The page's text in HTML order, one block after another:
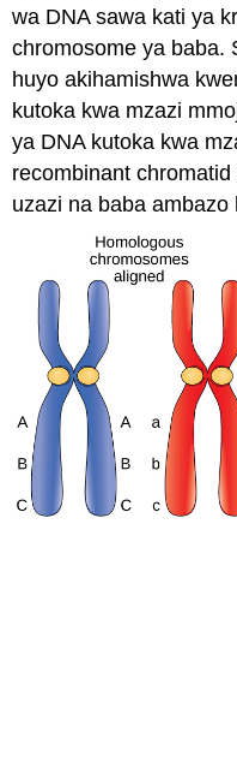
wa DNA sawa kati ya
chromosome ya baba.
huyo akihamishwa
kutoka kwa mzazi
ya DNA kutoka kwa
recombinant
uzazi na baba